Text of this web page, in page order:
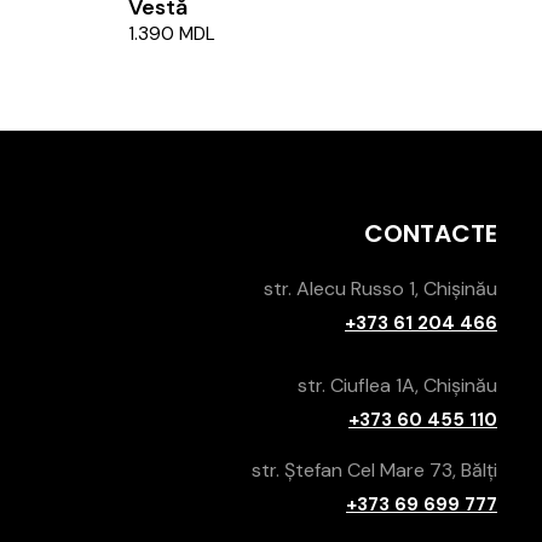
Vestă
1.390 MDL
CONTACTE
str. Alecu Russo 1, Chișinău
+373 61 204 466
str. Ciuflea 1A, Chișinău
+373 60 455 110
str. Ștefan Cel Mare 73, Bălți
+373 69 699 777